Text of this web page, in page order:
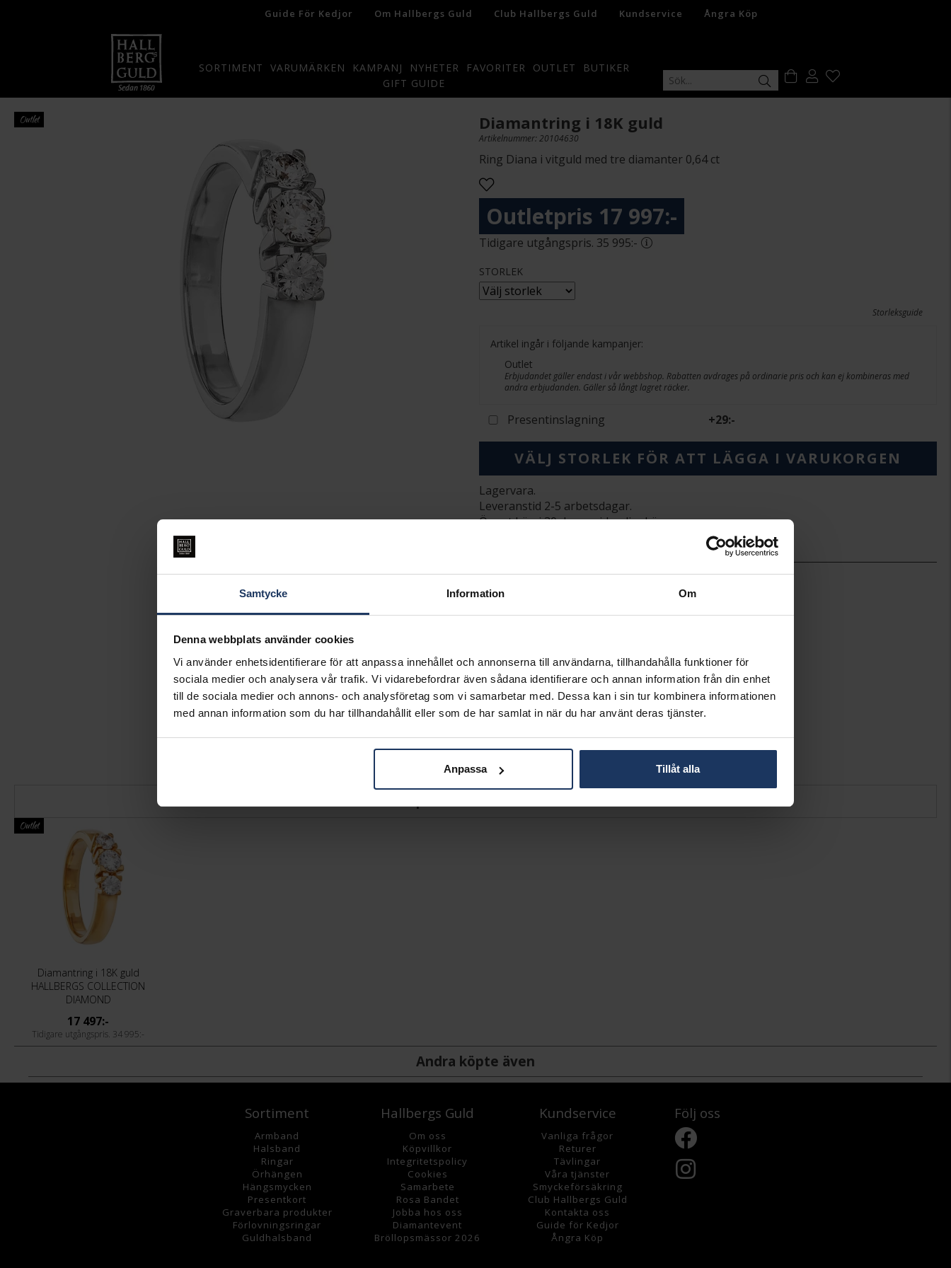
Samtycke Information Om
Denna webbplats använder cookies
Vi använder enhetsidentifierare för att anpassa innehållet och annonserna till användarna, tillhandahålla funktioner för
sociala medier och analysera vår trafik. Vi vidarebefordrar även sådana identifierare och annan information från din enhet
till de sociala medier och annons- och analysföretag som vi samarbetar med. Dessa kan i sin tur kombinera informationen
med annan information som du har tillhandahållit eller som de har samlat in när du har använt deras tjänster.
Anpassa Tillåt alla
Guide För Kedjor Om Hallbergs Guld Club Hallbergs Guld Kundservice Ångra Köp
SORTIMENT VARUMÄRKEN KAMPANJ NYHETER FAVORITER OUTLET
BUTIKER
GIFT GUIDE
Outlet Diamantring i 18K guld
Artikelnummer: 20104630
Ring Diana i vitguld med tre diamanter 0,64 ct
17 997:-
35 995:-
STORLEK
Storleksguide
Artikel ingår i följande kampanjer:
Outlet
Erbjudandet gäller endast i vår webbshop. Rabatten avdrages på ordinarie pris och kan ej kombineras med
andra erbjudanden. Gäller så långt lagret räcker.
Presentinslagning +29:-
VÄLJ STORLEK FÖR ATT LÄGGA I VARUKORGEN
Lagervara.
Leveranstid 2-5 arbetsdagar.
Öppet köp i 30 dagar vid onlineköp.
BREDD CA (MM)
3,2-4,5
HÖJD CA (MM)
STEN/PÄRLA
Diamant
ANTAL DIAMANTER
3
DIAMANTSLIPNING
Briljant
DIAMANTFÄRG
Wesselton (H)
VIKT CA (GRAM)
Outlet
Diamantring i 18K guld
HALLBERGS COLLECTION
DIAMOND
17 497:-
34 995:-
Andra köpte även
Sortiment
Armband
Halsband
Ringar
Örhängen
Hängsmycken
Presentkort
Graverbara produkter
Förlovningsringar
Guldhalsband
Hallbergs Guld
Om oss
Köpvillkor
Integritetspolicy
Cookies
Samarbete
Rosa Bandet
Jobba hos oss
Diamantevent
Bröllopsmässor 2026
Kundservice
Vanliga frågor
Returer
Tävlingar
Våra tjänster
Smyckeförsäkring
Club Hallbergs Guld
Kontakta oss
Guide för Kedjor
Ångra Köp
Följ oss